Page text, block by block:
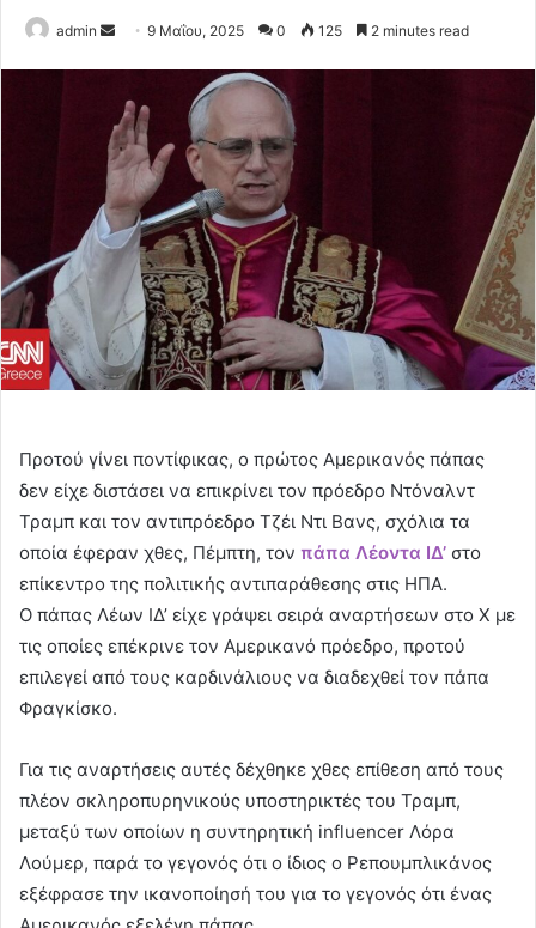
admin
Send9 Μαΐου, 2025 0 125 2 minutes read
Προτού γίνει ποντίφικας, ο πρώτος Αμερικανός πάπας
δεν είχε διστάσει να επικρίνει τον πρόεδρο Ντόναλντ
Τραμπ και τον αντιπρόεδρο Τζέι Ντι Βανς, σχόλια τα
οποία έφεραν χθες, Πέμπτη, τον πάπα Λέοντα ΙΔ’ στο
επίκεντρο της πολιτικής αντιπαράθεσης στις ΗΠΑ.
Ο πάπας Λέων ΙΔ’ είχε γράψει σειρά αναρτήσεων στο Χ με
τις οποίες επέκρινε τον Αμερικανό πρόεδρο, προτού
επιλεγεί από τους καρδινάλιους να διαδεχθεί τον πάπα
Φραγκίσκο.
Για τις αναρτήσεις αυτές δέχθηκε χθες επίθεση από τους
πλέον σκληροπυρηνικούς υποστηρικτές του Τραμπ,
μεταξύ των οποίων η συντηρητική influencer Λόρα
Λούμερ, παρά το γεγονός ότι ο ίδιος ο Ρεπουμπλικάνος
εξέφρασε την ικανοποίησή του για το γεγονός ότι ένας